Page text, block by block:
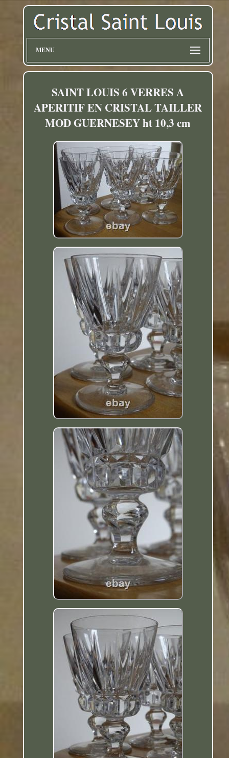
MENU
SAINT LOUIS 6 VERRES A
APERITIF EN CRISTAL TAILLER
MOD GUERNESEY ht 10,3 cm